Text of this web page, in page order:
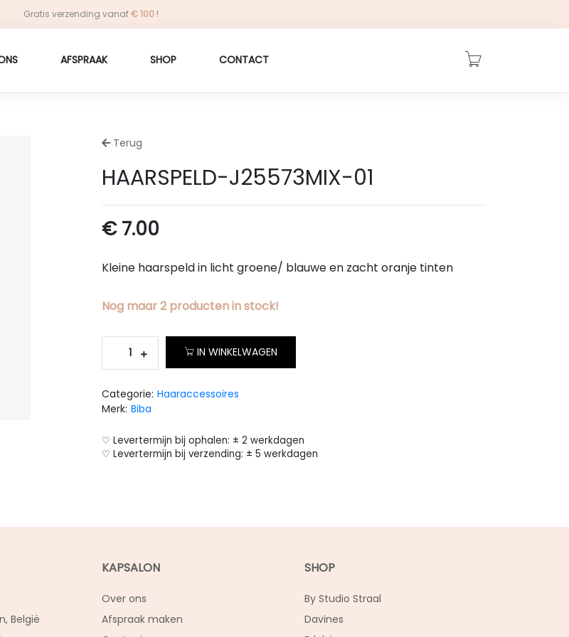
Gratis verzending vanaf€100 !
AFSPRAAK SHOP CONTACT
Terug
HAARSPELD-J25573MIX-01
€7.00
Kleine haarspeld in licht groene/ blauwe en zacht oranje tinten
Nog maar2 productenin stock!
IN WINKELWAGEN
Categorie: Haaraccessoires
Merk: Biba
♡ Levertermijn bij ophalen: ± 2 werkdagen
♡ Levertermijn bij verzending: ± 5 werkdagen
België
KAPSALON
Over ons
Afspraak maken
SHOP
By Studio Straal
Davines